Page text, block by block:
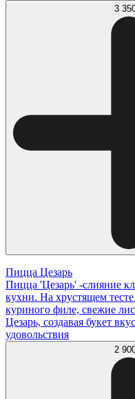
3
Пицца Цезарь
Пицца 'Цезарь' -слияние
кухни. На хрустящем
куриного филе, свежие
Цезарь, создавая букет
удовольствия
2